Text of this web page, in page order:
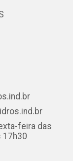
feira das
17h30